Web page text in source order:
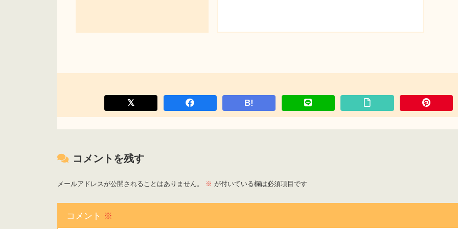
B!
コメントを残す
メールアドレスが公開されることはありません。 ※ が付いている欄は必須項目です
コメント ※